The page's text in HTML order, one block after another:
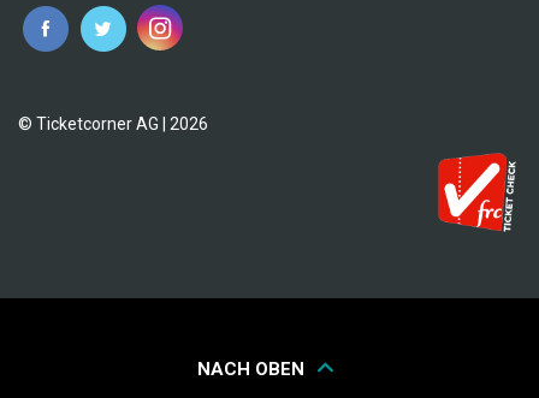
fr
© Ticketcorner AG | 2026
NACH OBEN